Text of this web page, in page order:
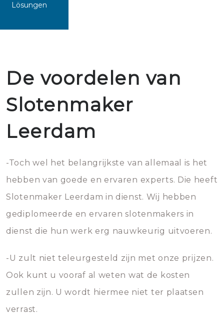
Lösungen
De voordelen van
Slotenmaker
Leerdam
-Toch wel het belangrijkste van allemaal is het
hebben van goede en ervaren experts. Die heeft
Slotenmaker Leerdam in dienst. Wij hebben
gediplomeerde en ervaren slotenmakers in
dienst die hun werk erg nauwkeurig uitvoeren.
-U zult niet teleurgesteld zijn met onze prijzen.
Ook kunt u vooraf al weten wat de kosten
zullen zijn. U wordt hiermee niet ter plaatsen
verrast.